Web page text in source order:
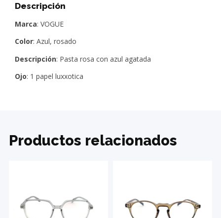
Descripción
Marca: VOGUE
Color: Azul, rosado
Descripción: Pasta rosa con azul agatada
Ojo: 1 papel luxxotica
Productos relacionados